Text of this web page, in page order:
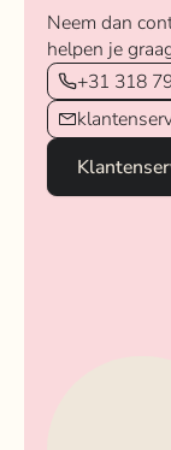
Neem dan
helpen je
+31 318